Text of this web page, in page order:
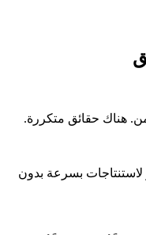
هناك حقائق متكررة.
بسرعة بدون